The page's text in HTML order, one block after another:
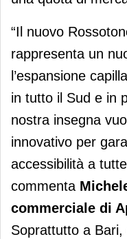
“Il nuovo
rappresenta un
l’espansione
in tutto il Sud e in
nostra insegna
innovativo per
accessibilità a
commenta
commerciale di
Soprattutto a